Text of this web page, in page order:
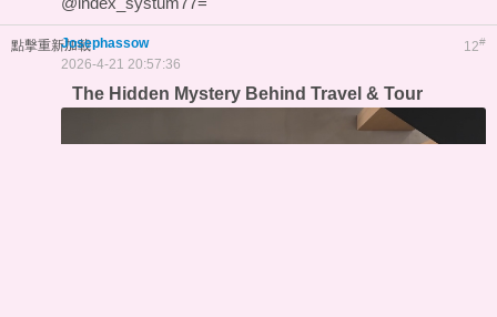
點擊重新加載 12#
Josephassow
2026-4-21 20:57:36
The Hidden Mystery Behind Travel & Tour